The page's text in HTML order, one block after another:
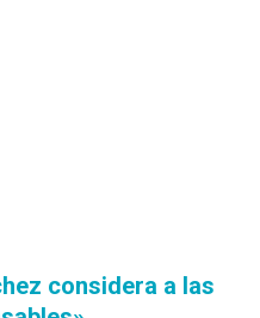
considera a las